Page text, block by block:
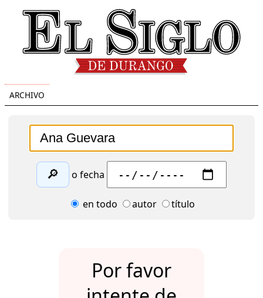
ARCHIVO
🔎 o fecha
en todo autor título
Por favor